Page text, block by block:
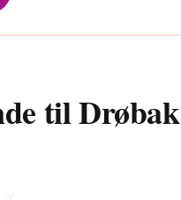
til Drøbak